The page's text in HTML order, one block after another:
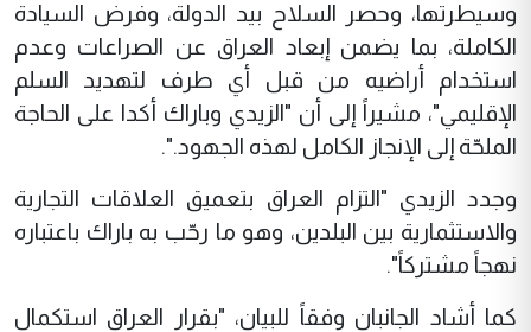
وسيطرتها، وحصر السلاح بيد الدولة، وفرض السيادة
الكاملة، بما يضمن إبعاد العراق عن الصراعات وعدم
استخدام أراضيه من قبل أي طرف لتهديد السلم
الإقليمي"، مشيراً إلى أن "الزيدي وباراك أكدا على الحاجة
الملحّة إلى الإنجاز الكامل لهذه الجهود.".
وجدد الزيدي "التزام العراق بتعميق العلاقات التجارية
والاستثمارية بين البلدين، وهو ما رحّب به باراك باعتباره
نهجاً مشتركاً".
كما أشاد الجانبان وفقاً للبيان، "بقرار العراق استكمال